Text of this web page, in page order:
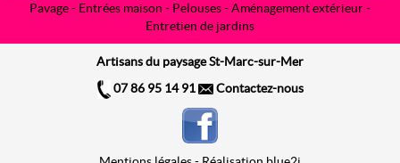
Pavage - Entrées maison - Pelouses- Aménagement extérieur -
Entretien de jardins
Artisans du paysage St-Marc-sur-Mer
07 86 95 14 91
Contactez-nous